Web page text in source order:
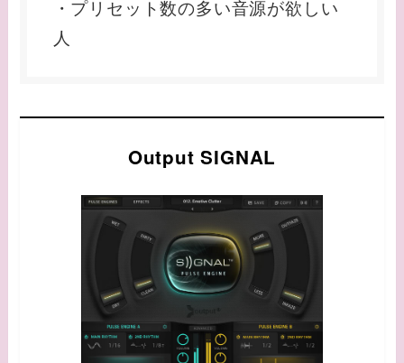
・プリセット数の多い音源が欲しい
人
Output SIGNAL